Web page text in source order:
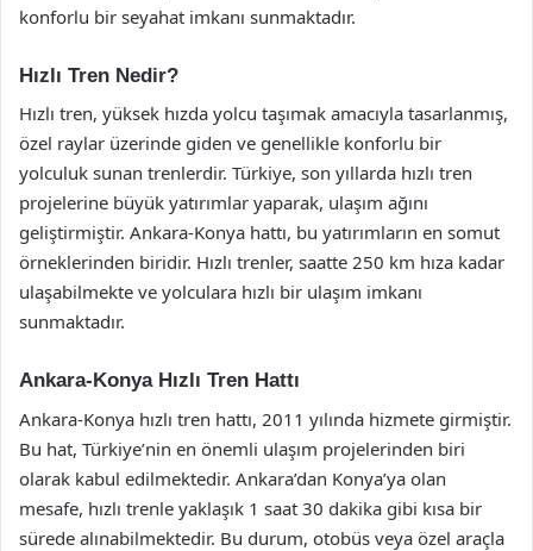
konforlu bir seyahat imkanı sunmaktadır.
Hızlı Tren Nedir?
Hızlı tren, yüksek hızda yolcu taşımak amacıyla tasarlanmış,
özel raylar üzerinde giden ve genellikle konforlu bir
yolculuk sunan trenlerdir. Türkiye, son yıllarda hızlı tren
projelerine büyük yatırımlar yaparak, ulaşım ağını
geliştirmiştir. Ankara-Konya hattı, bu yatırımların en somut
örneklerinden biridir. Hızlı trenler, saatte 250 km hıza kadar
ulaşabilmekte ve yolculara hızlı bir ulaşım imkanı
sunmaktadır.
Ankara-Konya Hızlı Tren Hattı
Ankara-Konya hızlı tren hattı, 2011 yılında hizmete girmiştir.
Bu hat, Türkiye’nin en önemli ulaşım projelerinden biri
olarak kabul edilmektedir. Ankara’dan Konya’ya olan
mesafe, hızlı trenle yaklaşık 1 saat 30 dakika gibi kısa bir
sürede alınabilmektedir. Bu durum, otobüs veya özel araçla